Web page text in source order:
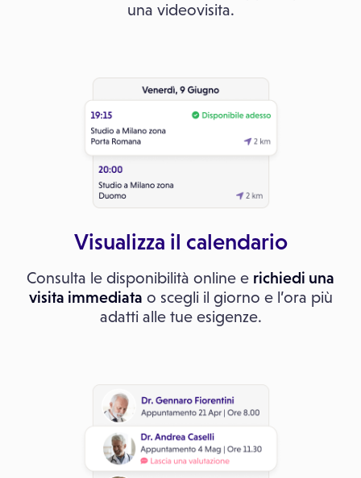
una videovisita.
Visualizza il calendario
Consulta le disponibilità online e richiedi una
visita immediata o scegli il giorno e l’ora più
adatti alle tue esigenze.